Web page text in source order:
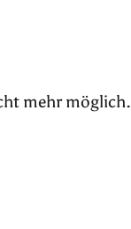
mehr möglich.